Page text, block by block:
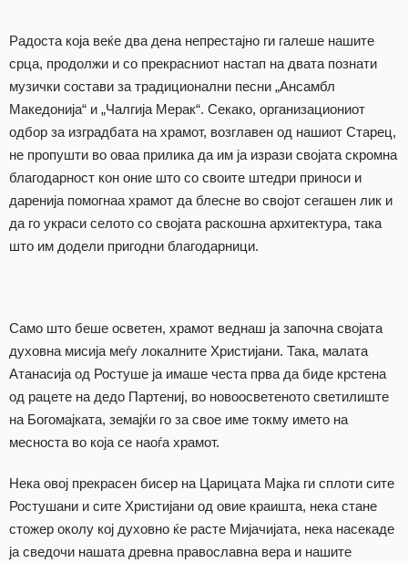
Радоста која веќе два дена непрестајно ги галеше нашите
срца, продолжи и со прекрасниот настап на двата познати
музички состави за традиционални песни „Ансамбл
Македонија“ и „Чалгија Мерак“. Секако, организациониот
одбор за изградбата на храмот, возглавен од нашиот Старец,
не пропушти во оваа прилика да им ја изрази својата скромна
благодарност кон оние што со своите штедри приноси и
даренија помогнаа храмот да блесне во својот сегашен лик и
да го украси селото со својата раскошна архитектура, така
што им додели пригодни благодарници.
Само што беше осветен, храмот веднаш ја започна својата
духовна мисија меѓу локалните Христијани. Така, малата
Атанасија од Ростуше ја имаше честа прва да биде крстена
од рацете на дедо Партениј, во новоосветеното светилиште
на Богомајката, земајќи го за свое име токму името на
месноста во која се наоѓа храмот.
Нека овој прекрасен бисер на Царицата Мајка ги сплоти сите
Ростушани и сите Христијани од овие краишта, нека стане
стожер околу кој духовно ќе расте Мијачијата, нека насекаде
ја сведочи нашата древна православна вера и нашите